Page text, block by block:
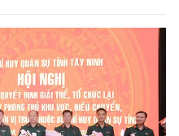
Ủy viên Quân ủy Trung
Quân khu chủ trì hội nghị.